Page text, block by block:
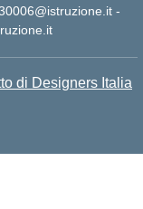
-
di Designers Italia